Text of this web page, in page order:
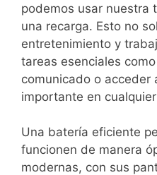
podemos usar nuestra
una recarga. Esto no
entretenimiento y
tareas esenciales
comunicado o acceder
importante en
Una batería eficiente
funcionen de manera
modernas, con sus